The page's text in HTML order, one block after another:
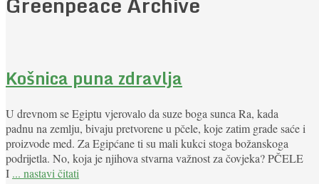
Košnica puna zdravlja
U drevnom se Egiptu vjerovalo da suze boga sunca Ra, kada
padnu na zemlju, bivaju pretvorene u pčele, koje zatim grade saće i
proizvode med. Za Egipćane ti su mali kukci stoga božanskoga
podrijetla. No, koja je njihova stvarna važnost za čovjeka? PČELE
I ... nastavi čitati